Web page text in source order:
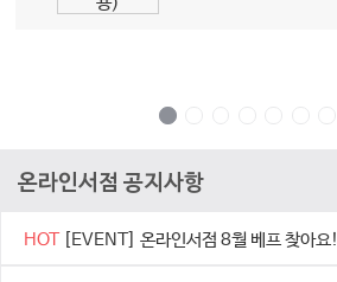
온라인서점 공지사항
HOT[EVENT] 온라인서점 8월 베프 찾아요!